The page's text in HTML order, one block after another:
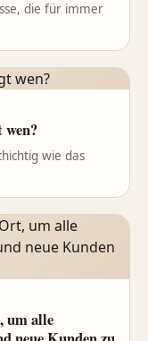
die für immer
wie das
um alle